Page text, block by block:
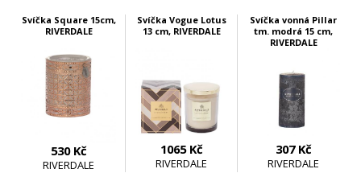
Svíčka Square 15cm,
RIVERDALE
Svíčka Vogue Lotus
13 cm, RIVERDALE
Svíčka vonná Pillar
tm. modrá 15 cm,
RIVERDALE
530 Kč
RIVERDALE
1065 Kč
RIVERDALE
307 Kč
RIVERDALE